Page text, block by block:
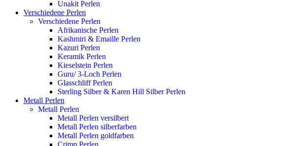
Unakit Perlen
Verschiedene Perlen
Verschiedene Perlen
Afrikanische Perlen
Kashmiri & Emaille Perlen
Kazuri Perlen
Keramik Perlen
Kieselstein Perlen
Guru/ 3-Loch Perlen
Glasschliff Perlen
Sterling Silber & Karen Hill Silber Perlen
Metall Perlen
Metall Perlen
Metall Perlen versilbert
Metall Perlen silberfarben
Metall Perlen goldfarben
Crimp Perlen